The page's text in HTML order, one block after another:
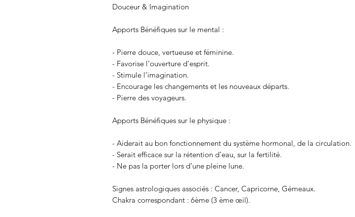
Douceur & Imagination
Apports Bénéfiques sur le mental :
- Pierre douce, vertueuse et féminine.
- Favorise l’ouverture d’esprit.
- Stimule l’imagination.
- Encourage les changements et les nouveaux départs.
- Pierre des voyageurs.
Apports Bénéfiques sur le physique :
- Aiderait au bon fonctionnement du système hormonal, de la circulation.
- Serait efficace sur la rétention d’eau, sur la fertilité.
- Ne pas la porter lors d’une pleine lune.
Signes astrologiques associés : Cancer, Capricorne, Gémeaux.
Chakra correspondant : 6ème (3 ème œil).